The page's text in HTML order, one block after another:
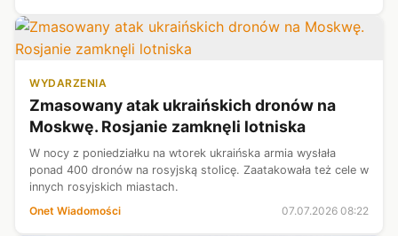
WYDARZENIA
Zmasowany atak ukraińskich dronów na
Moskwę. Rosjanie zamknęli lotniska
W nocy z poniedziałku na wtorek ukraińska armia wysłała
ponad 400 dronów na rosyjską stolicę. Zaatakowała też cele w
innych rosyjskich miastach.
Onet Wiadomości
07.07.2026 08:22